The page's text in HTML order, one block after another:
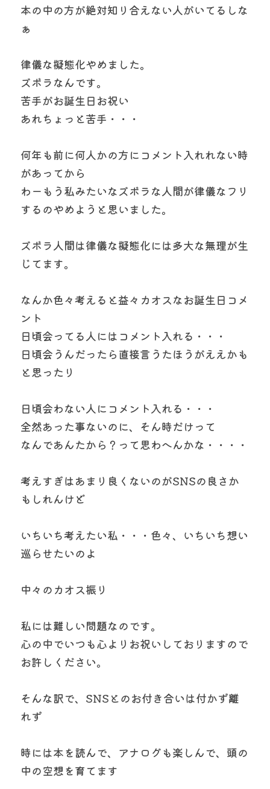
本の中の方が絶対知り合えない人がいてるしな
ぁ
律儀な擬態化やめました。
ズボラなんです。
苦手がお誕生日お祝い
あれちょっと苦手・・・
何年も前に何人かの方にコメント入れれない時
があってから
わーもう私みたいなズボラな人間が律儀なフリ
するのやめようと思いました。
ズボラ人間は律儀な擬態化には多大な無理が生
じてます。
なんか色々考えると益々カオスなお誕生日コメ
ント
日頃会ってる人にはコメント入れる・・・
日頃会うんだったら直接言うたほうがええかも
と思ったり
日頃会わない人にコメント入れる・・・
全然あった事ないのに、そん時だけって
なんであんたから？って思わへんかな・・・・
考えすぎはあまり良くないのがSNSの良さか
もしれんけど
いちいち考えたい私・・・色々、いちいち想い
巡らせたいのよ
中々のカオス振り
私には難しい問題なのです。
心の中でいつも心よりお祝いしておりますので
お許しください。
そんな訳で、SNSとのお付き合いは付かず離
れず
時には本を読んで、アナログも楽しんで、頭の
中の空想を育てます